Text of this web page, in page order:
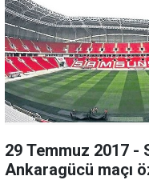
29 Temmuz 2017 -
Ankaragücü maçı